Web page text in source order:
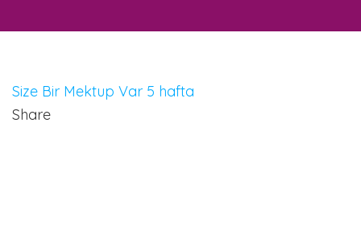
Size Bir Mektup Var 5 hafta
Share